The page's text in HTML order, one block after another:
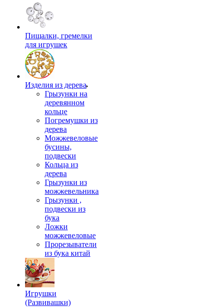
Пищалки, гремелки
для игрушек
Изделия из дерева
Грызунки на
деревянном
кольце
Погремушки из
дерева
Можжевеловые
бусины,
подвески
Кольца из
дерева
Грызунки из
можжевельника
Грызунки ,
подвески из
бука
Ложки
можжевеловые
Прорезыватели
из бука китай
Игрушки
(Развивашки)